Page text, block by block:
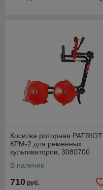
Косилка роторная PATRIOT
КРМ-2 для ременных
культиваторов, 3080700
В наличии
710 руб.